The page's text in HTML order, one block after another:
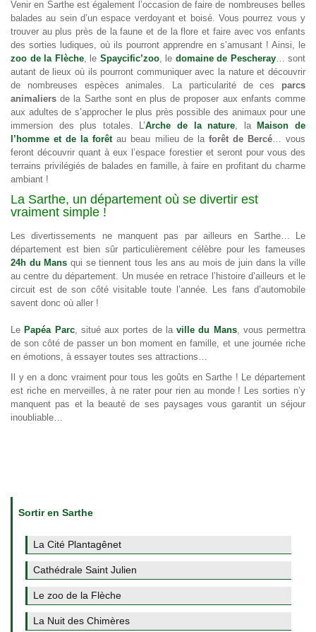
Venir en Sarthe est également l’occasion de faire de nombreuses belles
balades au sein d’un espace verdoyant et boisé. Vous pourrez vous y
trouver au plus près de la faune et de la flore et faire avec vos enfants
des sorties ludiques, où ils pourront apprendre en s’amusant ! Ainsi, le
zoo de la Flèche, le Spaycific’zoo, le domaine de Pescheray… sont
autant de lieux où ils pourront communiquer avec la nature et découvrir
de nombreuses espèces animales. La particularité de ces parcs
animaliers de la Sarthe sont en plus de proposer aux enfants comme
aux adultes de s’approcher le plus près possible des animaux pour une
immersion des plus totales. L’Arche de la nature, la Maison de
l’homme et de la forêtau beau milieu de laforêt de Bercé… vous
feront découvrir quant à eux l’espace forestier et seront pour vous des
terrains privilégiés de balades en famille, à faire en profitant du charme
ambiant !
La Sarthe, un département où se divertir est
vraiment simple !
Les divertissements ne manquent pas par ailleurs en Sarthe… Le
département est bien sûr particulièrement célèbre pour les fameuses
24h du Mans qui se tiennent tous les ans au mois de juin dans la ville
au centre du département. Un musée en retrace l’histoire d’ailleurs et le
circuit est de son côté visitable toute l’année. Les fans d’automobile
savent donc où aller !
Le Papéa Parc, situé aux portes de la ville du Mans, vous permettra
de son côté de passer un bon moment en famille, et une journée riche
en émotions, à essayer toutes ses attractions…
Il y en a donc vraiment pour tous les goûts en Sarthe ! Le département
est riche en merveilles, à ne rater pour rien au monde ! Les sorties n’y
manquent pas et la beauté de ses paysages vous garantit un séjour
inoubliable…
Sortir en Sarthe
La Cité Plantagênet
Cathédrale Saint Julien
Le zoo de la Flèche
La Nuit des Chimères